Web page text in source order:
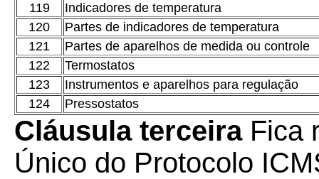
119
Indicadores de temperatura
120
Partes de indicadores de temperatura
121
Partes de aparelhos de medida ou controle
122
Termostatos
123
Instrumentos e aparelhos para regulação
124
Pressostatos
Cláusula terceiraFica
Único do Protocolo